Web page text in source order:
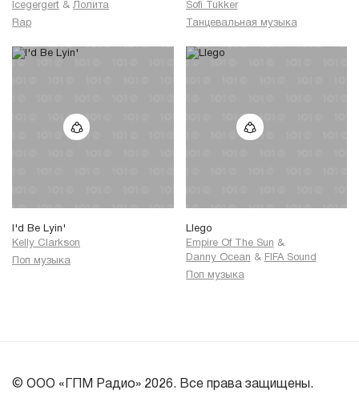
Icegergert & Лолита
Rap
Sofi Tukker
Танцевальная музыка
I'd Be Lyin'
Kelly Clarkson
Поп музыка
Llego
Empire Of The Sun &
Danny Ocean & FIFA Sound
Поп музыка
© ООО «ГПМ Радио» 2026. Все права защищены.